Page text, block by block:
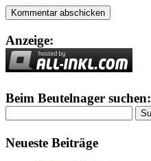
Anzeige:
Beim Beutelnager suchen:
nach:
Neueste Beiträge